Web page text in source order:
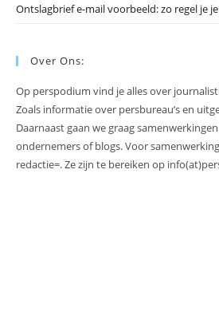
Ontslagbrief e-mail voorbeeld: zo regel je
Over Ons:
Op perspodium vind je alles over
Zoals informatie over persbureau’s en
Daarnaast gaan we graag
ondernemers of blogs. Voor
redactie=. Ze zijn te bereiken op